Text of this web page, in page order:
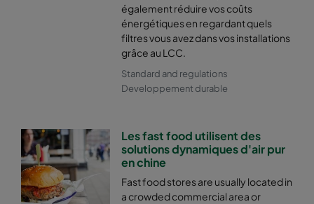
également réduire vos coûts
énergétiques en regardant quels
filtres vous avez dans vos installations
grâce au LCC.
Standard and regulations
Developpement durable
Les fast food utilisent des
solutions dynamiques d'air pur
en chine
Fast food stores are usually located in
a crowded commercial area or